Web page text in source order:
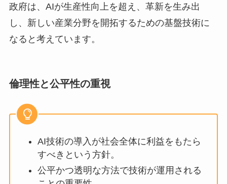
政府は、AIが生産性向上を超え、革新を生み出
し、新しい産業分野を開拓するための基盤技術に
なると考えています。
倫理性と公平性の重視
AI技術の導入が社会全体に利益をもたら
すべきという方針。
公平かつ透明な方法で技術が運用される